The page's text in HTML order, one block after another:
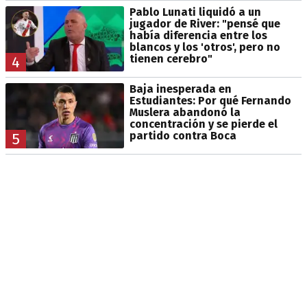
4
Pablo Lunati liquidó a un
jugador de River: "pensé que
había diferencia entre los
blancos y los 'otros', pero no
tienen cerebro"
5
Baja inesperada en
Estudiantes: Por qué Fernando
Muslera abandonó la
concentración y se pierde el
partido contra Boca